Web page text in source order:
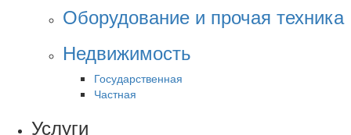
Оборудование и прочая техника
Недвижимость
Государственная
Частная
Услуги